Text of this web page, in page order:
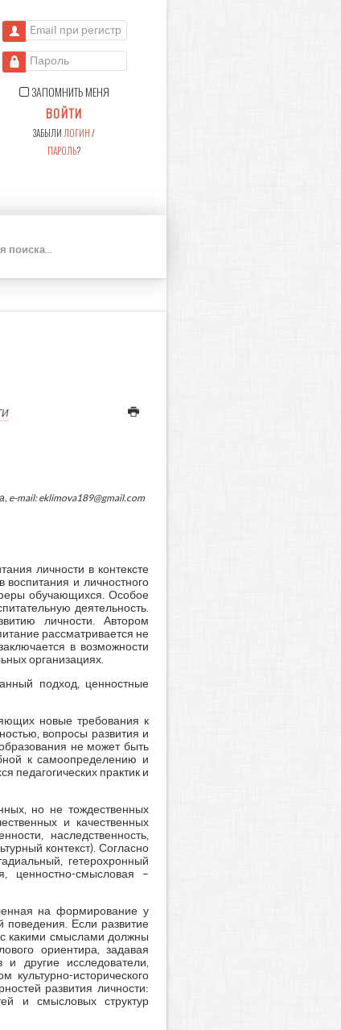
Email при регистрации
Пароль
ЗАПОМНИТЬ МЕНЯ
ВОЙТИ
ЗАБЫЛИ ЛОГИН/
ПАРОЛЬ?
К
mail: eklimova189@gmail.com
личности в контексте
и личностного
обучающихся. Особое
деятельность.
личности. Автором
рассматривается не
в возможности
организациях.
подход, ценностные
новые требования к
вопросы развития и
не может быть
к самоопределению и
педагогических практик и
но не тождественных
и качественных
наследственность,
контекст). Согласно
гетерохронный
ценностно-смысловая –
на формирование у
Если развитие
с какими смыслами должны
ориентира, задавая
другие исследователи,
исторического
развития личности:
и смысловых структур